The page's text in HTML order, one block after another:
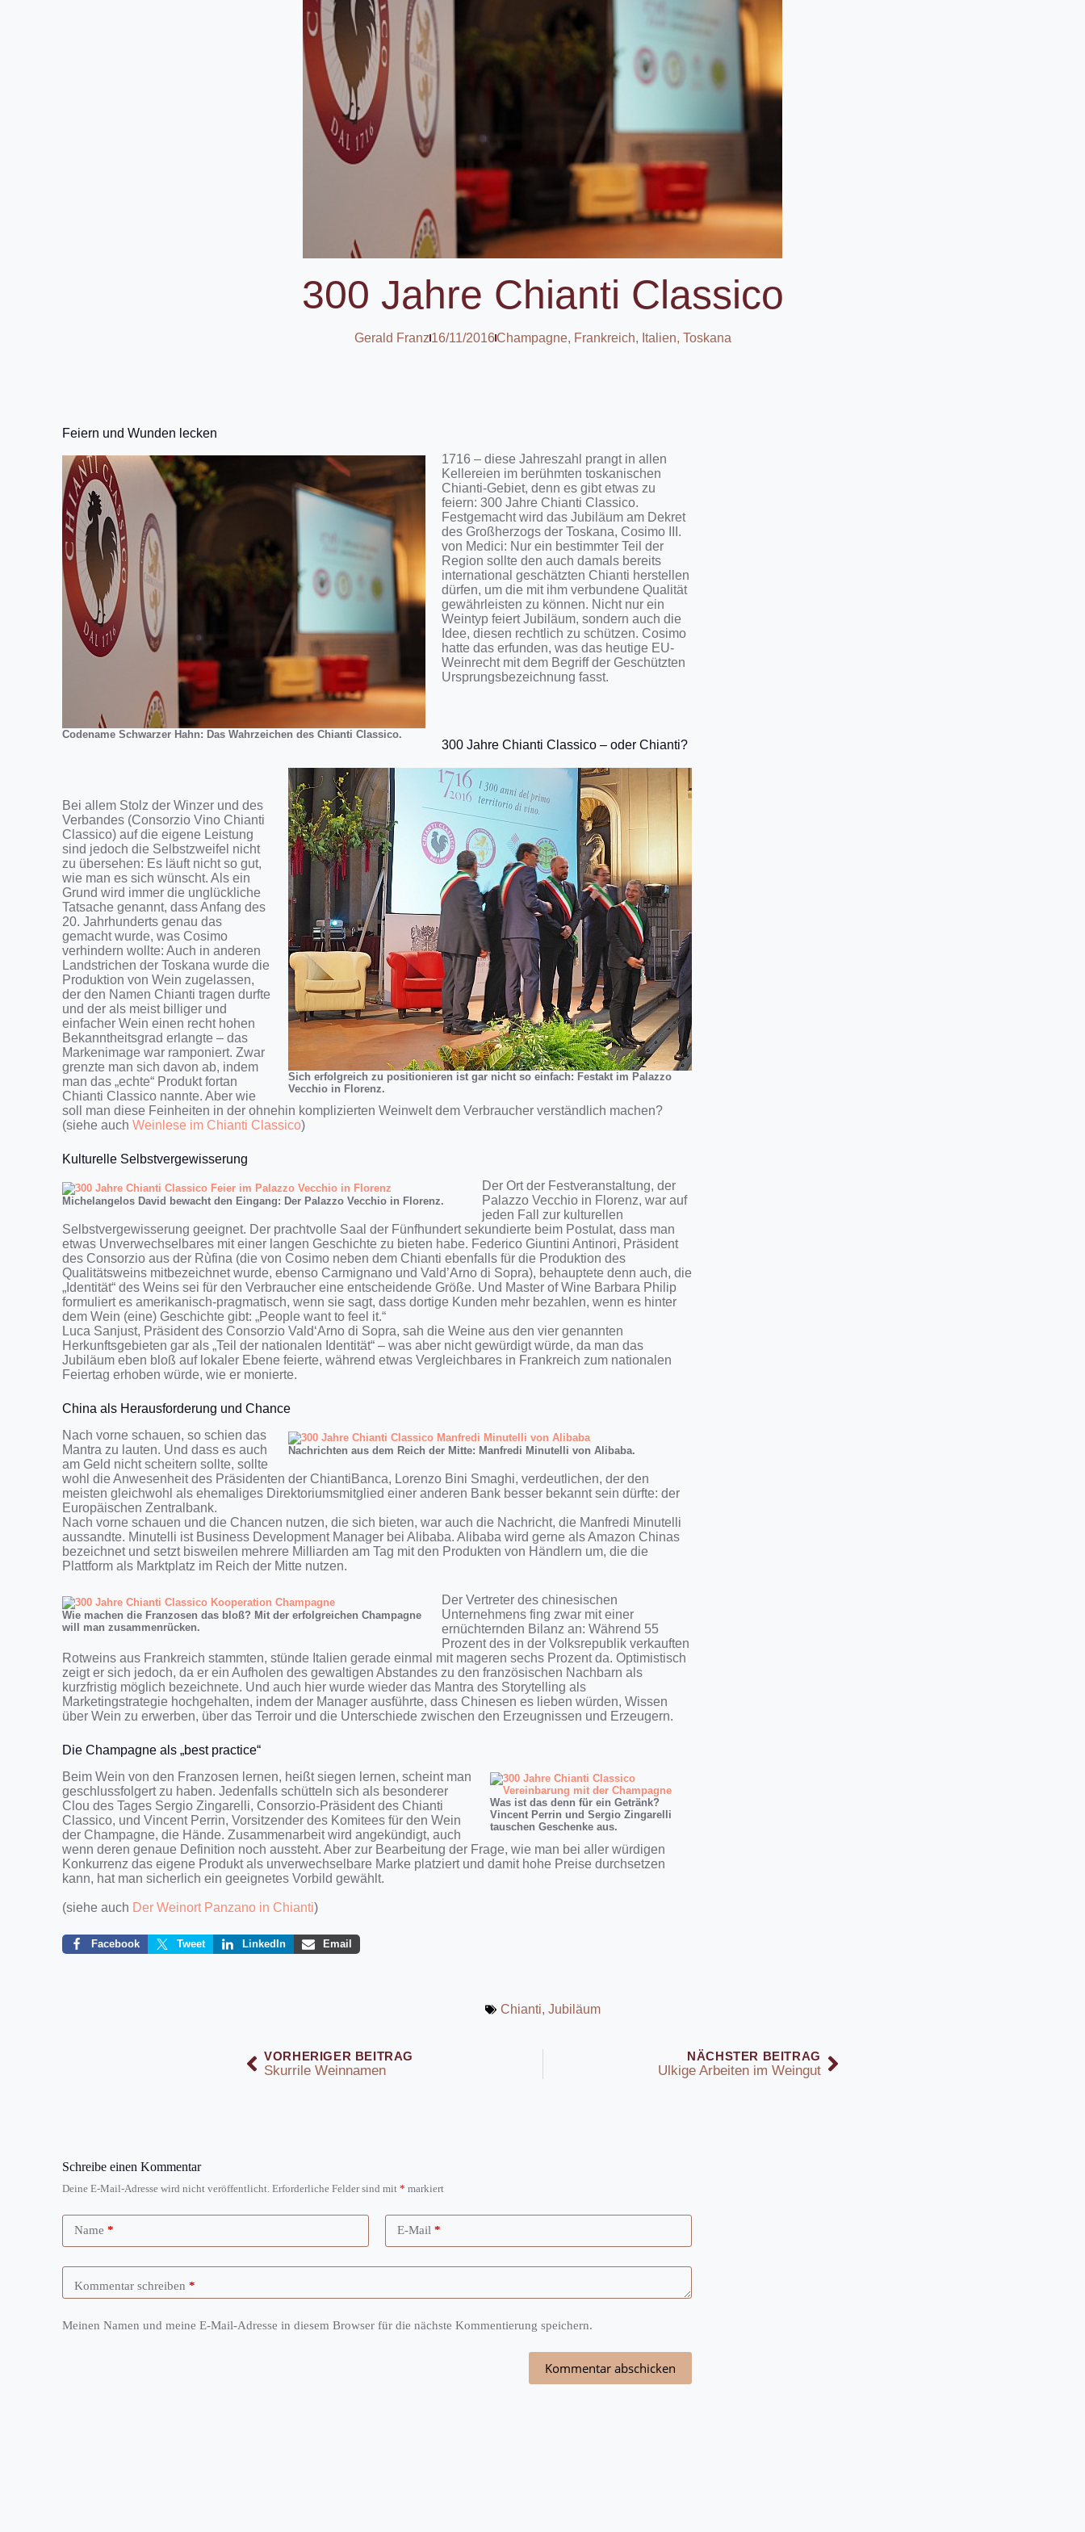
300 Jahre Chianti Classico
Gerald Franz16/11/2016Champagne, Frankreich, Italien, Toskana
Feiern und Wunden lecken
Codename Schwarzer Hahn: Das Wahrzeichen des Chianti Classico.
1716 – diese Jahreszahl prangt in allen
Kellereien im berühmten toskanischen
Chianti-Gebiet, denn es gibt etwas zu
feiern: 300 Jahre Chianti Classico.
Festgemacht wird das Jubiläum am Dekret
des Großherzogs der Toskana, Cosimo III.
von Medici: Nur ein bestimmter Teil der
Region sollte den auch damals bereits
international geschätzten Chianti herstellen
dürfen, um die mit ihm verbundene Qualität
gewährleisten zu können. Nicht nur ein
Weintyp feiert Jubiläum, sondern auch die
Idee, diesen rechtlich zu schützen. Cosimo
hatte das erfunden, was das heutige EU-
Weinrecht mit dem Begriff der Geschützten
Ursprungsbezeichnung fasst.
300 Jahre Chianti Classico – oder Chianti?
Sich erfolgreich zu positionieren ist gar nicht so einfach: Festakt im Palazzo
Vecchio in Florenz.
Bei allem Stolz der Winzer und des
Verbandes (Consorzio Vino Chianti
Classico) auf die eigene Leistung
sind jedoch die Selbstzweifel nicht
zu übersehen: Es läuft nicht so gut,
wie man es sich wünscht. Als ein
Grund wird immer die unglückliche
Tatsache genannt, dass Anfang des
20. Jahrhunderts genau das
gemacht wurde, was Cosimo
verhindern wollte: Auch in anderen
Landstrichen der Toskana wurde die
Produktion von Wein zugelassen,
der den Namen Chianti tragen durfte
und der als meist billiger und
einfacher Wein einen recht hohen
Bekanntheitsgrad erlangte – das
Markenimage war ramponiert. Zwar
grenzte man sich davon ab, indem
man das „echte“ Produkt fortan
Chianti Classico nannte. Aber wie
soll man diese Feinheiten in der ohnehin komplizierten Weinwelt dem Verbraucher verständlich machen?
(siehe auchWeinlese im Chianti Classico)
Kulturelle Selbstvergewisserung
Michelangelos David bewacht den Eingang: Der Palazzo Vecchio in Florenz.
Der Ort der Festveranstaltung, der
Palazzo Vecchio in Florenz, war auf
jeden Fall zur kulturellen
Selbstvergewisserung geeignet. Der prachtvolle Saal der Fünfhundert sekundierte beim Postulat, dass man
etwas Unverwechselbares mit einer langen Geschichte zu bieten habe. Federico Giuntini Antinori, Präsident
des Consorzio aus der Rùfina (die von Cosimo neben dem Chianti ebenfalls für die Produktion des
Qualitätsweins mitbezeichnet wurde, ebenso Carmignano und Vald’Arno di Sopra), behauptete denn auch, die
„Identität“ des Weins sei für den Verbraucher eine entscheidende Größe. Und Master of Wine Barbara Philip
formuliert es amerikanisch-pragmatisch, wenn sie sagt, dass dortige Kunden mehr bezahlen, wenn es hinter
dem Wein (eine) Geschichte gibt: „People want to feel it.“
Luca Sanjust, Präsident des Consorzio Vald‘Arno di Sopra, sah die Weine aus den vier genannten
Herkunftsgebieten gar als „Teil der nationalen Identität“ – was aber nicht gewürdigt würde, da man das
Jubiläum eben bloß auf lokaler Ebene feierte, während etwas Vergleichbares in Frankreich zum nationalen
Feiertag erhoben würde, wie er monierte.
China als Herausforderung und Chance
Nachrichten aus dem Reich der Mitte: Manfredi Minutelli von Alibaba.
Nach vorne schauen, so schien das
Mantra zu lauten. Und dass es auch
am Geld nicht scheitern sollte, sollte
wohl die Anwesenheit des Präsidenten der ChiantiBanca, Lorenzo Bini Smaghi, verdeutlichen, der den
meisten gleichwohl als ehemaliges Direktoriumsmitglied einer anderen Bank besser bekannt sein dürfte: der
Europäischen Zentralbank.
Nach vorne schauen und die Chancen nutzen, die sich bieten, war auch die Nachricht, die Manfredi Minutelli
aussandte. Minutelli ist Business Development Manager bei Alibaba. Alibaba wird gerne als Amazon Chinas
bezeichnet und setzt bisweilen mehrere Milliarden am Tag mit den Produkten von Händlern um, die die
Plattform als Marktplatz im Reich der Mitte nutzen.
Wie machen die Franzosen das bloß? Mit der erfolgreichen Champagne
will man zusammenrücken.
Der Vertreter des chinesischen
Unternehmens fing zwar mit einer
ernüchternden Bilanz an: Während 55
Prozent des in der Volksrepublik verkauften
Rotweins aus Frankreich stammten, stünde Italien gerade einmal mit mageren sechs Prozent da. Optimistisch
zeigt er sich jedoch, da er ein Aufholen des gewaltigen Abstandes zu den französischen Nachbarn als
kurzfristig möglich bezeichnete. Und auch hier wurde wieder das Mantra des Storytelling als
Marketingstrategie hochgehalten, indem der Manager ausführte, dass Chinesen es lieben würden, Wissen
über Wein zu erwerben, über das Terroir und die Unterschiede zwischen den Erzeugnissen und Erzeugern.
Die Champagne als „best practice“
Was ist das denn für ein Getränk?
Vincent Perrin und Sergio Zingarelli
tauschen Geschenke aus.
Beim Wein von den Franzosen lernen, heißt siegen lernen, scheint man
geschlussfolgert zu haben. Jedenfalls schütteln sich als besonderer
Clou des Tages Sergio Zingarelli, Consorzio-Präsident des Chianti
Classico, und Vincent Perrin, Vorsitzender des Komitees für den Wein
der Champagne, die Hände. Zusammenarbeit wird angekündigt, auch
wenn deren genaue Definition noch aussteht. Aber zur Bearbeitung der Frage, wie man bei aller würdigen
Konkurrenz das eigene Produkt als unverwechselbare Marke platziert und damit hohe Preise durchsetzen
kann, hat man sicherlich ein geeignetes Vorbild gewählt.
(siehe auch Der Weinort Panzano in Chianti)
Facebook Tweet LinkedIn Email
Chianti, Jubiläum
VORHERIGER BEITRAG
Skurrile Weinnamen
NÄCHSTER BEITRAG
Ulkige Arbeiten im Weingut
Schreibe einen Kommentar
Deine E-Mail-Adresse wird nicht veröffentlicht. Erforderliche Felder sind mit* markiert
Name * E-Mail *
Kommentar schreiben *
Meinen Namen und meine E-Mail-Adresse in diesem Browser für die nächste Kommentierung speichern.
Kommentar abschicken